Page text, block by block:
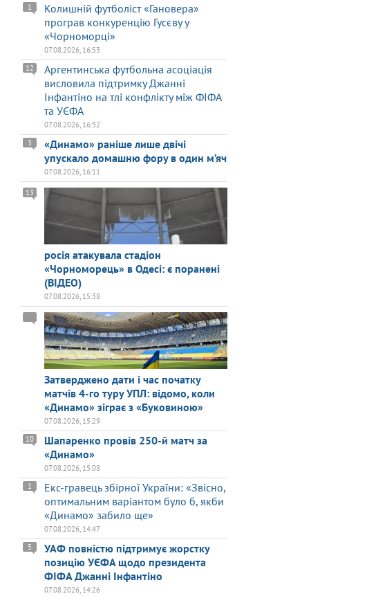
Колишній футболіст «Гановера»
програв конкуренцію Гусєву у
«Чорноморці»
1
07.08.2026, 16:53
Аргентинська футбольна асоціація
висловила підтримку Джанні
Інфантіно на тлі конфлікту між ФІФА
та УЄФА
12
07.08.2026, 16:32
«Динамо» раніше лише двічі
упускало домашню фору в один м’яч
3
07.08.2026, 16:11
росія атакувала стадіон
«Чорноморець» в Одесі: є поранені
(ВІДЕО)
13
07.08.2026, 15:38
Затверджено дати і час початку
матчів 4-го туру УПЛ: відомо, коли
«Динамо» зіграє з «Буковиною»
07.08.2026, 15:29
Шапаренко провів 250-й матч за
«Динамо»
10
07.08.2026, 15:08
Екс-гравець збірної України: «Звісно,
оптимальним варіантом було б, якби
«Динамо» забило ще»
1
07.08.2026, 14:47
УАФ повністю підтримує жорстку
позицію УЄФА щодо президента
ФІФА Джанні Інфантіно
5
07.08.2026, 14:26